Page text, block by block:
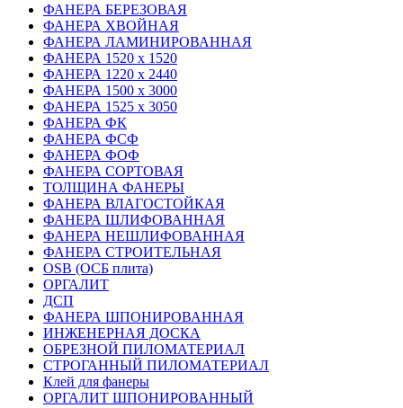
ФАНЕРА БЕРЕЗОВАЯ
ФАНЕРА ХВОЙНАЯ
ФАНЕРА ЛАМИНИРОВАННАЯ
ФАНЕРА 1520 х 1520
ФАНЕРА 1220 х 2440
ФАНЕРА 1500 х 3000
ФАНЕРА 1525 х 3050
ФАНЕРА ФК
ФАНЕРА ФСФ
ФАНЕРА ФОФ
ФАНЕРА СОРТОВАЯ
ТОЛЩИНА ФАНЕРЫ
ФАНЕРА ВЛАГОСТОЙКАЯ
ФАНЕРА ШЛИФОВАННАЯ
ФАНЕРА НЕШЛИФОВАННАЯ
ФАНЕРА СТРОИТЕЛЬНАЯ
OSB (ОСБ плита)
ОРГАЛИТ
ДСП
ФАНЕРА ШПОНИРОВАННАЯ
ИНЖЕНЕРНАЯ ДОСКА
ОБРЕЗНОЙ ПИЛОМАТЕРИАЛ
СТРОГАННЫЙ ПИЛОМАТЕРИАЛ
Клей для фанеры
ОРГАЛИТ ШПОНИРОВАННЫЙ